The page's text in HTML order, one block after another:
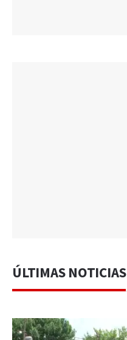
ÚLTIMAS NOTICIAS